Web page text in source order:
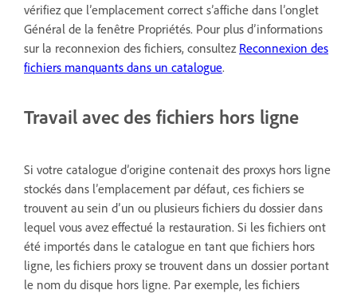
vérifiez que l’emplacement correct s’affiche dans l’onglet
Général de la fenêtre Propriétés. Pour plus d’informations
sur la reconnexion des fichiers, consultez Reconnexion des
fichiers manquants dans un catalogue.
Travail avec des fichiers hors ligne
Si votre catalogue d’origine contenait des proxys hors ligne
stockés dans l’emplacement par défaut, ces fichiers se
trouvent au sein d’un ou plusieurs fichiers du dossier dans
lequel vous avez effectué la restauration. Si les fichiers ont
été importés dans le catalogue en tant que fichiers hors
ligne, les fichiers proxy se trouvent dans un dossier portant
le nom du disque hors ligne. Par exemple, les fichiers